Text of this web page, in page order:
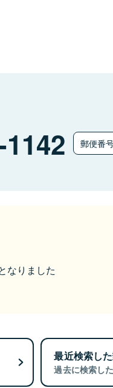
郵便番
なりました
最近検索し
過去に検索し